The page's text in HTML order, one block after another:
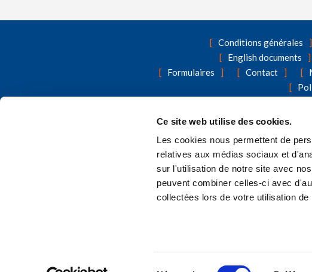
Ce site web utilise des cookies.
Les cookies nous permettent de
relatives aux médias sociaux et
sur l'utilisation de notre site avec
peuvent combiner celles-ci avec
collectées lors de votre utilisation
Conditions générales
English documents
Formulaires
Contact
A la recherche d'autres produits d'assurance